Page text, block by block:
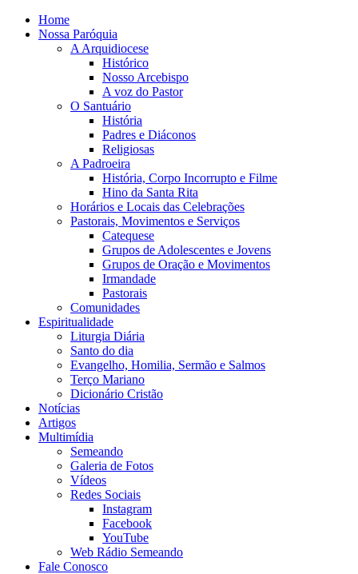
Home
Nossa Paróquia
A Arquidiocese
Histórico
Nosso Arcebispo
A voz do Pastor
O Santuário
História
Padres e Diáconos
Religiosas
A Padroeira
História, Corpo Incorrupto e Filme
Hino da Santa Rita
Horários e Locais das Celebrações
Pastorais, Movimentos e Serviços
Catequese
Grupos de Adolescentes e Jovens
Grupos de Oração e Movimentos
Irmandade
Pastorais
Comunidades
Espiritualidade
Liturgia Diária
Santo do dia
Evangelho, Homilia, Sermão e Salmos
Terço Mariano
Dicionário Cristão
Notícias
Artigos
Multimídia
Semeando
Galeria de Fotos
Vídeos
Redes Sociais
Instagram
Facebook
YouTube
Web Rádio Semeando
Fale Conosco